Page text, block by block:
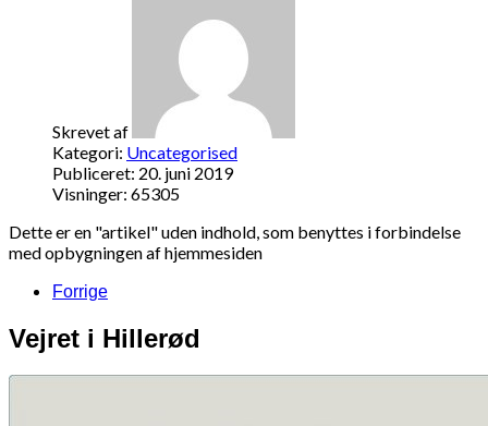
Skrevet af
Kategori: Uncategorised
Publiceret: 20. juni 2019
Visninger: 65305
Dette er en "artikel" uden indhold, som benyttes i forbindelse
med opbygningen af hjemmesiden
Forrige
Vejret i Hillerød